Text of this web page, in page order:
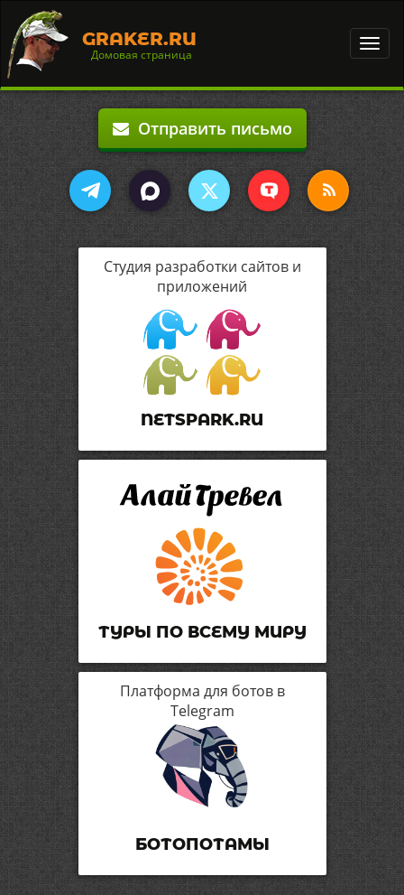
GRAKER.RU
Домовая страница
Отправить письмо
Студия разработки сайтов и
приложений
NETSPARK.RU
ТУРЫ ПО ВСЕМУ МИРУ
Платформа для ботов в
Telegram
БОТОПОТАМЫ